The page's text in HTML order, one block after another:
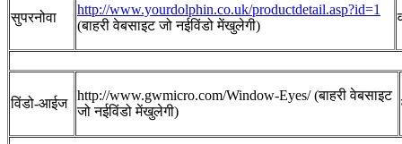
सुपरनोवा
http://www.yourdolphin.co.uk/productdetail.asp?id=1
(बाहरी वेबसाइट जो नईविंडो मेंखुलेगी)
विंडो-आईज
http://www.gwmicro.com/Window-Eyes/ (बाहरी वेबसाइट
जो नईविंडो मेंखुलेगी)